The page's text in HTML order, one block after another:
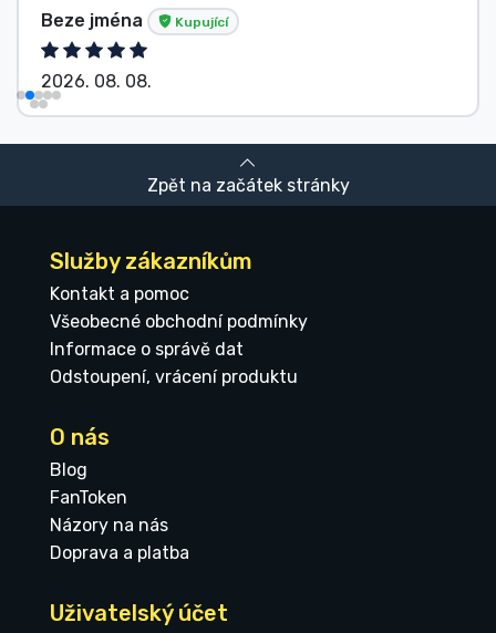
Beze jména Kupující
2026. 08. 08.
Zpět na začátek stránky
Služby zákazníkům
Kontakt a pomoc
Všeobecné obchodní podmínky
Informace o správě dat
Odstoupení, vrácení produktu
O nás
Blog
FanToken
Názory na nás
Doprava a platba
Uživatelský účet